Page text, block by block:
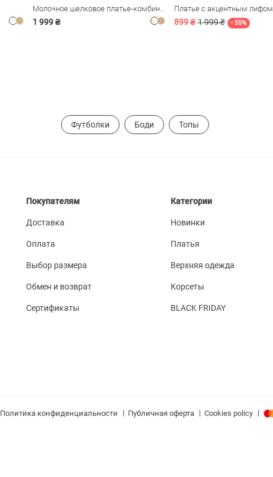
1 999 ₴
Платье с акцентным лифом
899 ₴ 1 999 ₴ - 55%
Футболки Боди Топы
Покупателям
Доставка
Оплата
Выбор размера
Обмен и возврат
Сертификаты
Категории
Новинки
Платья
Верхняя одежда
Корсеты
BLACK FRIDAY
Политика конфиденциальности | Публичная оферта | Cookies policy |